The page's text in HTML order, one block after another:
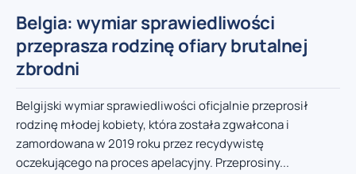
Belgia: wymiar sprawiedliwości
przeprasza rodzinę ofiary brutalnej
zbrodni
Belgijski wymiar sprawiedliwości oficjalnie przeprosił
rodzinę młodej kobiety, która została zgwałcona i
zamordowana w 2019 roku przez recydywistę
oczekującego na proces apelacyjny. Przeprosiny...